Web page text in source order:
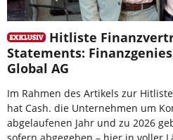
Hitliste
Statements:
Global AG
Im Rahmen des Artikels zur
hat Cash. die Unternehmen um
abgelaufenen Jahr und zu 2026